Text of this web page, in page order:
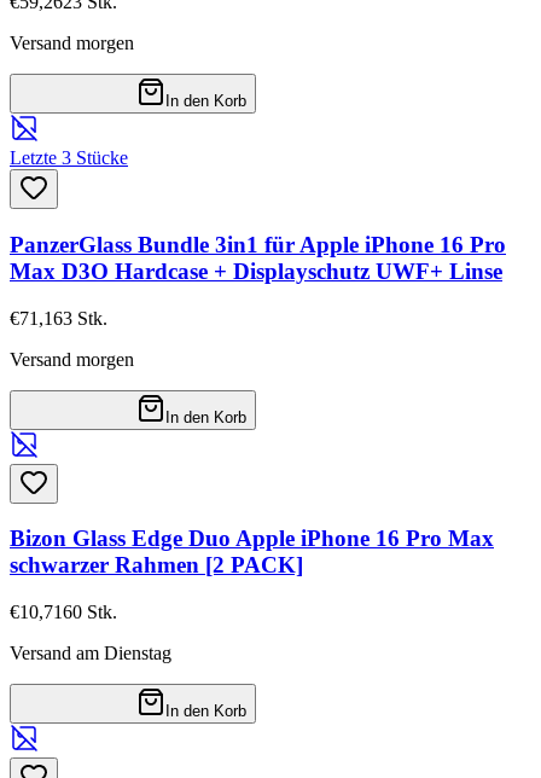
Versand morgen
In den Korb
Letzte 3 Stücke
PanzerGlass Bundle 3in1 für Apple iPhone 16 Pro
Max D3O Hardcase + Displayschutz UWF+ Linse
€71,163 Stk.
Versand morgen
In den Korb
Bizon Glass Edge Duo Apple iPhone 16 Pro Max
schwarzer Rahmen [2 PACK]
€10,7160 Stk.
Versand am Dienstag
In den Korb